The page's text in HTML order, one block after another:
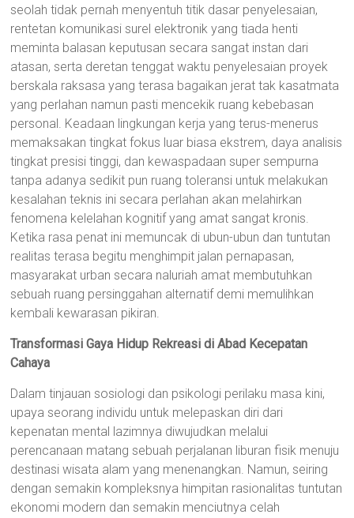
seolah tidak pernah menyentuh titik dasar penyelesaian,
rentetan komunikasi surel elektronik yang tiada henti
meminta balasan keputusan secara sangat instan dari
atasan, serta deretan tenggat waktu penyelesaian proyek
berskala raksasa yang terasa bagaikan jerat tak kasatmata
yang perlahan namun pasti mencekik ruang kebebasan
personal. Keadaan lingkungan kerja yang terus-menerus
memaksakan tingkat fokus luar biasa ekstrem, daya analisis
tingkat presisi tinggi, dan kewaspadaan super sempurna
tanpa adanya sedikit pun ruang toleransi untuk melakukan
kesalahan teknis ini secara perlahan akan melahirkan
fenomena kelelahan kognitif yang amat sangat kronis.
Ketika rasa penat ini memuncak di ubun-ubun dan tuntutan
realitas terasa begitu menghimpit jalan pernapasan,
masyarakat urban secara naluriah amat membutuhkan
sebuah ruang persinggahan alternatif demi memulihkan
kembali kewarasan pikiran.
Transformasi Gaya Hidup Rekreasi di Abad Kecepatan
Cahaya
Dalam tinjauan sosiologi dan psikologi perilaku masa kini,
upaya seorang individu untuk melepaskan diri dari
kepenatan mental lazimnya diwujudkan melalui
perencanaan matang sebuah perjalanan liburan fisik menuju
destinasi wisata alam yang menenangkan. Namun, seiring
dengan semakin kompleksnya himpitan rasionalitas tuntutan
ekonomi modern dan semakin menciutnya celah